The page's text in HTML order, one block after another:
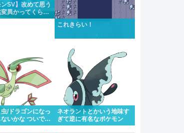
ンSV】改めて思う
異かってくらい
ーリーがめちゃ
これきらい！
/ドラゴンになっ
いかな ついでに
も貰って
ネオラントとかいう地味す
ぎて逆に有名なポケモン